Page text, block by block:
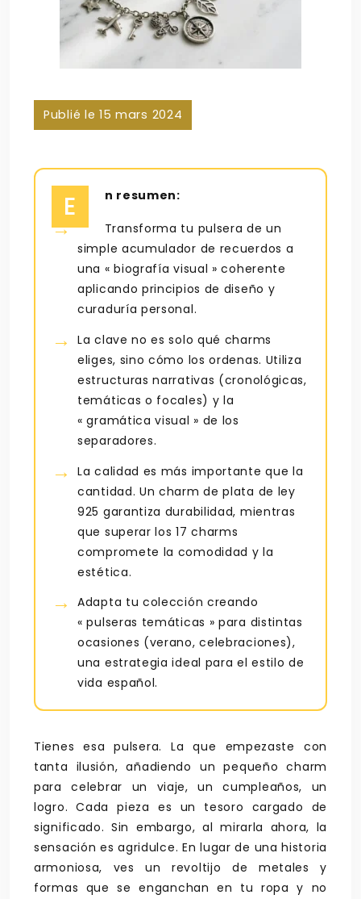
Publié le 15 mars 2024
E n resumen:
Transforma tu pulsera de un
simple acumulador de recuerdos a
una « biografía visual » coherente
aplicando principios de diseño y
curaduría personal.
La clave no es solo qué charms
eliges, sino cómo los ordenas. Utiliza
estructuras narrativas (cronológicas,
temáticas o focales) y la
« gramática visual » de los
separadores.
La calidad es más importante que la
cantidad. Un charm de plata de ley
925 garantiza durabilidad, mientras
que superar los 17 charms
compromete la comodidad y la
estética.
Adapta tu colección creando
« pulseras temáticas » para distintas
ocasiones (verano, celebraciones),
una estrategia ideal para el estilo de
vida español.
Tienes esa pulsera. La que empezaste con
tanta ilusión, añadiendo un pequeño charm
para celebrar un viaje, un cumpleaños, un
logro. Cada pieza es un tesoro cargado de
significado. Sin embargo, al mirarla ahora, la
sensación es agridulce. En lugar de una historia
armoniosa, ves un revoltijo de metales y
formas que se enganchan en tu ropa y no